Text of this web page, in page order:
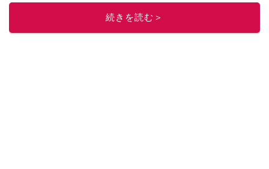
このイチオシストの他の記事を読む
続きを読む＞